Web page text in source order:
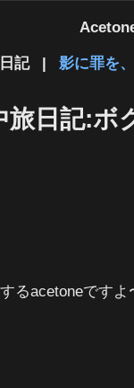
記 | 影に罪を
日記:ボ
るacetoneですよ